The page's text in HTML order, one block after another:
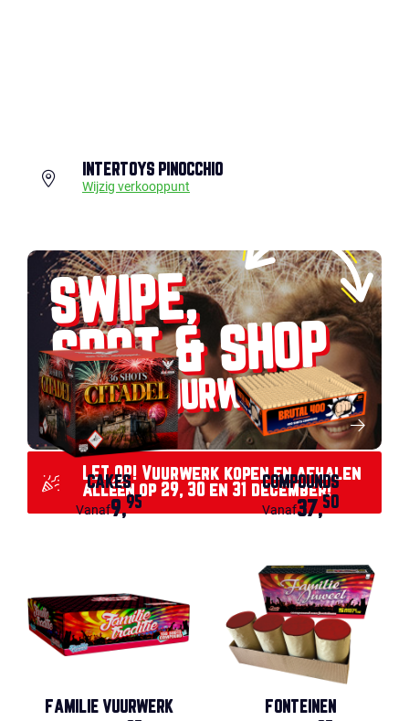
INTERTOYS PINOCCHIO
Wijzig verkooppunt
SWIPE,
SPOT & SHOP
JOUW VUURWERK
LET OP! Vuurwerk kopen en afhalen
alléén op 29, 30 en 31 december!
CAKES
Vanaf9,95
COMPOUNDS
Vanaf37,50
FAMILIE VUURWERK FONTEINEN